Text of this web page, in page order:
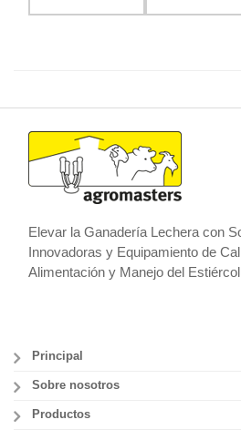
Elevar la Ganadería Lechera con
Innovadoras y Equipamiento de
Alimentación y Manejo del
Principal
Sobre nosotros
Productos